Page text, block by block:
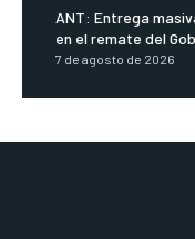
ANT: Entrega
en el remate del
7 de agosto de 2026